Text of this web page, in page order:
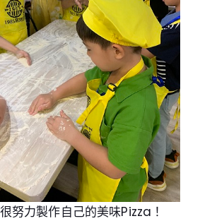
努力製作自己的美味Pizza！